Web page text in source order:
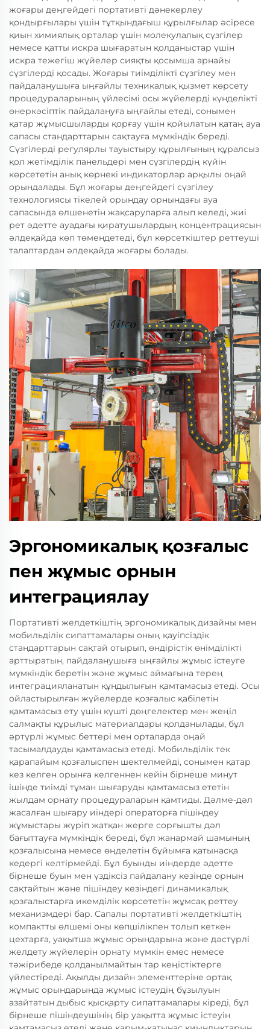
жоғары деңгейдегі портативті дәнекерлеу
қондырғылары үшін тұтқындағыш құрылғылар әсіресе
қиын химиялық орталар үшін молекулалық сүзгілер
немесе қатты искра шығаратын қолданыстар үшін
искра тежегіш жүйелер сияқты қосымша арнайы
сүзгілерді қосады. Жоғары тиімділікті сүзгілеу мен
пайдаланушыға ыңғайлы техникалық қызмет көрсету
процедураларының үйлесімі осы жүйелерді күнделікті
өнеркәсіптік пайдалануға ыңғайлы етеді, сонымен
қатар жұмысшыларды қорғау үшін қойылатын қатаң ауа
сапасы стандарттарын сақтауға мүмкіндік береді.
Сүзгілерді регулярлы тауыстыру құрылғының құралсыз
қол жетімділік панельдері мен сүзгілердің күйін
көрсететін анық көрнекі индикаторлар арқылы оңай
орындалады. Бұл жоғары деңгейдегі сүзгілеу
технологиясы тікелей орындау орнындағы ауа
сапасында өлшенетін жақсаруларға алып келеді, жиі
рет әдетте ауадағы қиратушылардың концентрациясын
әлдеқайда көп төмендетеді, бұл көрсеткіштер реттеуші
талаптардан әлдеқайда жоғары болады.
Эргономикалық қозғалыс
пен жұмыс орнын
интеграциялау
Портативті желдеткіштің эргономикалық дизайны мен
мобильділік сипаттамалары оның қауіпсіздік
стандарттарын сақтай отырып, өндірістік өнімділікті
арттыратын, пайдаланушыға ыңғайлы жұмыс істеуге
мүмкіндік беретін және жұмыс аймағына терең
интеграцияланатын құндылығын қамтамасыз етеді. Осы
ойластырылған жүйелерде қозғалыс қабілетін
қамтамасыз ету үшін күшті дөңгелектер мен жеңіл
салмақты құрылыс материалдары қолданылады, бұл
әртүрлі жұмыс беттері мен орталарда оңай
тасымалдауды қамтамасыз етеді. Мобильділік тек
қарапайым қозғалыспен шектелмейді, сонымен қатар
кез келген орынға келгеннен кейін бірнеше минут
ішінде тиімді тұман шығаруды қамтамасыз ететін
жылдам орнату процедураларын қамтиды. Дәлме-дәл
жасалған шығару иіндері операторға пішіндеу
жұмыстары жүріп жатқан жерге сорғышты дәл
бағыттауға мүмкіндік береді, бұл жанармай шамының
қозғалысына немесе өңделетін бұйымға қатынасқа
кедергі келтірмейді. Бұл буынды иіндерде әдетте
бірнеше буын мен үздіксіз пайдалану кезінде орнын
сақтайтын және пішіндеу кезіндегі динамикалық
қозғалыстарға икемділік көрсететін жұмсақ реттеу
механизмдері бар. Сапалы портативті желдеткіштің
компактты өлшемі оны көпшілікпен толып кеткен
цехтарға, уақытша жұмыс орындарына және дәстүрлі
желдету жүйелерін орнату мүмкін емес немесе
тәжірибеде қолданылмайтын тар кеңістіктерге
үйлестіреді. Ақылды дизайн элементтеріне ортақ
жұмыс орындарында жұмыс істеудің бұзылуын
азайтатын дыбыс қысқарту сипаттамалары кіреді, бұл
бірнеше пішіндеушінің бір уақытта жұмыс істеуін